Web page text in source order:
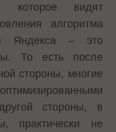
которое видят
алгоритма
Яндекса – это
То есть после
стороны, многие
стороны, в
практически не